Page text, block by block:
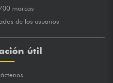
marcas
de los usuarios
útil